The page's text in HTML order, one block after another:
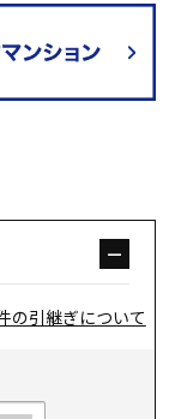
の引継ぎについて